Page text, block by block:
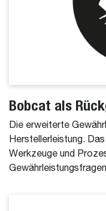
Bobcat als
Die erweiterte
Herstellerleistung.
Werkzeuge und